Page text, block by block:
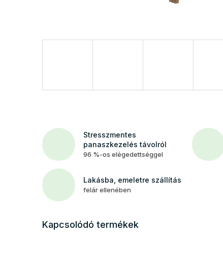
Stresszmentes
panaszkezelés távolról
96 %-os elégedettséggel
Lakásba, emeletre szállítás
felár ellenében
Kapcsolódó termékek